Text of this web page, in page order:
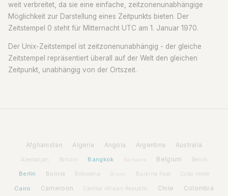
weit verbreitet, da sie eine einfache, zeitzonenunabhängige
Möglichkeit zur Darstellung eines Zeitpunkts bieten. Der
Zeitstempel 0 steht für Mitternacht UTC am 1. Januar 1970.
Der Unix-Zeitstempel ist zeitzonenunabhängig - der gleiche
Zeitstempel repräsentiert überall auf der Welt den gleichen
Zeitpunkt, unabhängig von der Ortszeit.
Afghanistan Algeria Angola Argentina Australia
Azerbaijan Bahrain Bangkok Barbados Belgium Benin
Berlin Bolivia Botswana Brunei Burkina Faso Cabo Verde
Cairo Cameroon Central African Republic Chile Colombia